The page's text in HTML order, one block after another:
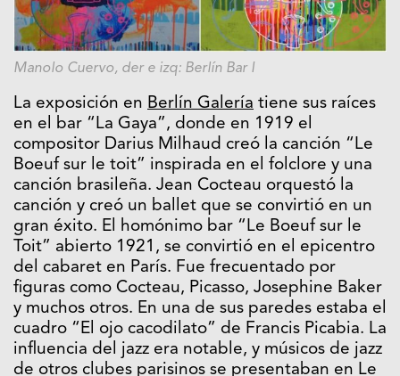
Manolo Cuervo, der e izq: Berlín Bar I
La exposición en Berlín Galería tiene sus raíces
en el bar “La Gaya”, donde en 1919 el
compositor Darius Milhaud creó la canción “Le
Boeuf sur le toit” inspirada en el folclore y una
canción brasileña. Jean Cocteau orquestó la
canción y creó un ballet que se convirtió en un
gran éxito. El homónimo bar “Le Boeuf sur le
Toit” abierto 1921, se convirtió en el epicentro
del cabaret en París. Fue frecuentado por
figuras como Cocteau, Picasso, Josephine Baker
y muchos otros. En una de sus paredes estaba el
cuadro “El ojo cacodilato” de Francis Picabia. La
influencia del jazz era notable, y músicos de jazz
de otros clubes parisinos se presentaban en Le